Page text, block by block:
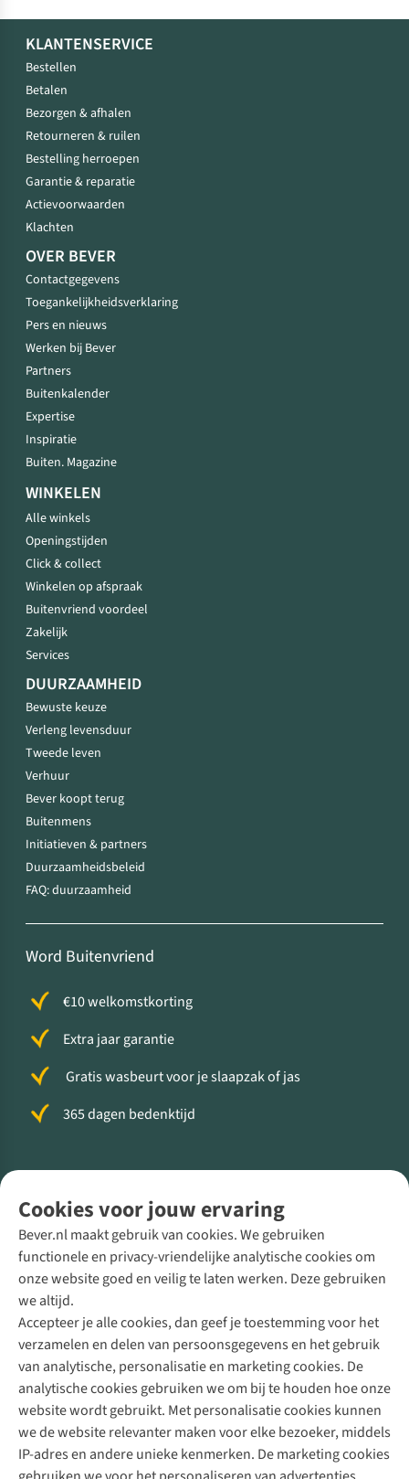
Cookies voor jouw ervaring
Bever.nl maakt gebruik van cookies. We gebruiken
functionele en privacy-vriendelijke analytische cookies om
onze website goed en veilig te laten werken. Deze gebruiken
we altijd.
Accepteer je alle cookies, dan geef je toestemming voor het
verzamelen en delen van persoonsgegevens en het gebruik
van analytische, personalisatie en marketing cookies. De
analytische cookies gebruiken we om bij te houden hoe onze
website wordt gebruikt. Met personalisatie cookies kunnen
we de website relevanter maken voor elke bezoeker, middels
IP-adres en andere unieke kenmerken. De marketing cookies
KLANTENSERVICE
Bestellen
Betalen
Bezorgen & afhalen
Retourneren & ruilen
Bestelling herroepen
Garantie & reparatie
Actievoorwaarden
Klachten
OVER BEVER
Contactgegevens
Toegankelijkheidsverklaring
Pers en nieuws
Werken bij Bever
Partners
Buitenkalender
Expertise
Inspiratie
Buiten. Magazine
WINKELEN
Alle winkels
Openingstijden
Click & collect
Winkelen op afspraak
Buitenvriend voordeel
Zakelijk
Services
DUURZAAMHEID
Bewuste keuze
Verleng levensduur
Tweede leven
Verhuur
Bever koopt terug
Buitenmens
Initiatieven & partners
Duurzaamheidsbeleid
FAQ: duurzaamheid
Word Buitenvriend
€10 welkomstkorting
Extra jaar garantie
Gratis wasbeurt voor je slaapzak of jas
365 dagen bedenktijd
Direct advies van een Buitenexpert
+31 (0)85 888 50 88
+31 6 12 28 49 80
Contactformulier